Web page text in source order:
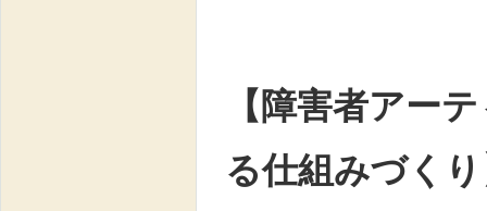
【障害者アー
る仕組みづく